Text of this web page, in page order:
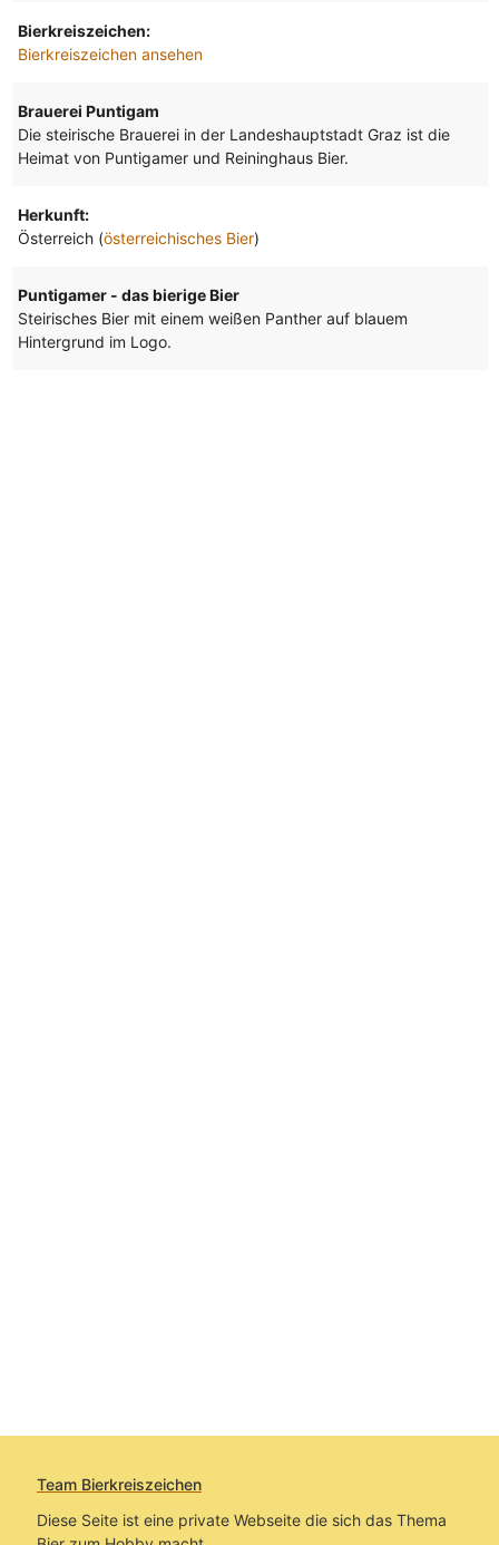
Bierkreiszeichen:
Bierkreiszeichen ansehen
Brauerei Puntigam
Die steirische Brauerei in der Landeshauptstadt Graz ist die
Heimat von Puntigamer und Reininghaus Bier.
Herkunft:
Österreich (österreichisches Bier)
Puntigamer - das bierige Bier
Steirisches Bier mit einem weißen Panther auf blauem
Hintergrund im Logo.
Team Bierkreiszeichen
Diese Seite ist eine private Webseite die sich das Thema